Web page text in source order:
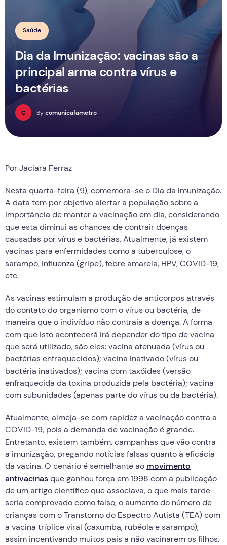
Saúde
Dia da Imunização: vacinas são a
principal arma contra vírus e
bactérias
C Bycomunicafametro
Por Jaciara Ferraz
Nesta quarta-feira (9), comemora-se o Dia da Imunização.
A data tem por objetivo alertar a população sobre a
importância de manter a vacinação em dia, considerando
que esta diminui as chances de contrair doenças
causadas por vírus e bactérias. Atualmente, já existem
vacinas para enfermidades como a tuberculose, o
sarampo, influenza (gripe), febre amarela, HPV, COVID-19,
etc.
As vacinas estimulam a produção de anticorpos através
do contato do organismo com o vírus ou bactéria, de
maneira que o indivíduo não contraia a doença. A forma
com que isto acontecerá irá depender do tipo de vacina
que será utilizado, são eles: vacina atenuada (vírus ou
bactérias enfraquecidos); vacina inativado (vírus ou
bactéria inativados); vacina com taxóides (versão
enfraquecida da toxina produzida pela bactéria); vacina
com subunidades (apenas parte do vírus ou da bactéria).
Atualmente, almeja-se com rapidez a vacinação contra a
COVID-19, pois a demanda de vacinação é grande.
Entretanto, existem também, campanhas que vão contra
a imunização, pregando notícias falsas quanto à eficácia
da vacina. O cenário é semelhante ao movimento
antivacinasque ganhou força em 1998 com a publicação
de um artigo científico que associava, o que mais tarde
seria comprovado como falso, o aumento do número de
crianças com o Transtorno do Espectro Autista (TEA) com
a vacina tríplice viral (caxumba, rubéola e sarampo),
assim incentivando muitos pais a não vacinarem os filhos.